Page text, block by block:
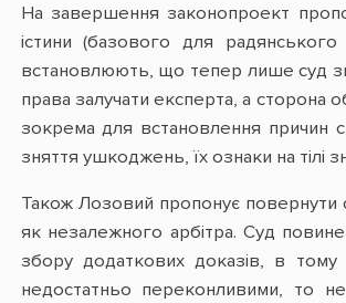
На завершення законопроект
істини (базового для
встановлюють, що тепер лише суд
права залучати експерта, а сторона
зокрема для встановлення причин
зняття ушкоджень, їх ознаки на тілі
Також Лозовий пропонує повернути
як незалежного арбітра. Суд
збору додаткових доказів, в
недостатньо переконливими, то